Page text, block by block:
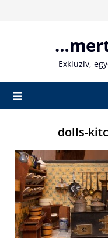
Exkluzív,
dolls-